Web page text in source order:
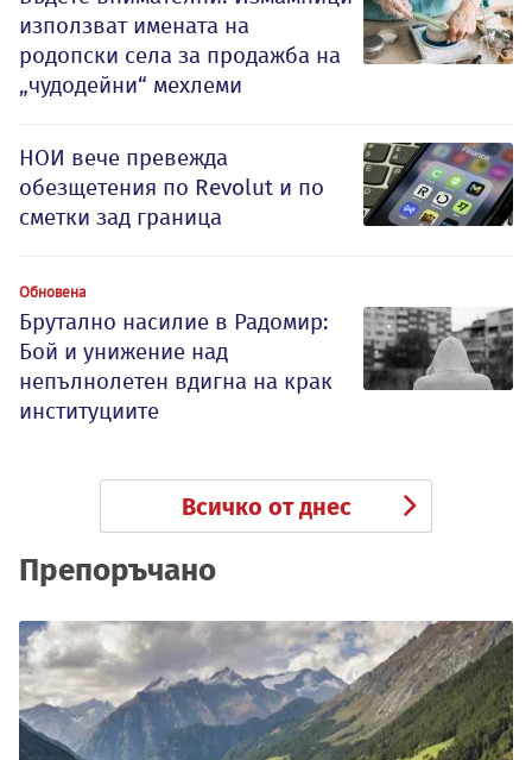
използват имената на
родопски села за продажба на
„чудодейни“ мехлеми
НОИ вече превежда
обезщетения по Revolut и по
сметки зад граница
Обновена
Брутално насилие в Радомир:
Бой и унижение над
непълнолетен вдигна на крак
институциите
Всичко от днес
Препоръчано